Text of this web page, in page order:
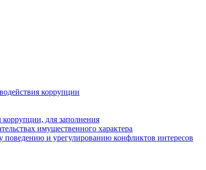
коррупции
для заполнения
имущественного характера
и урегулированию конфликтов интересов